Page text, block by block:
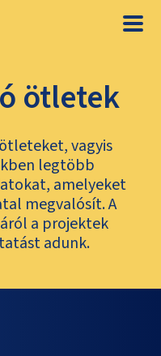
ötletek
vagyis
legtöbb
amelyeket
megvalósít. A
a projektek
adunk.